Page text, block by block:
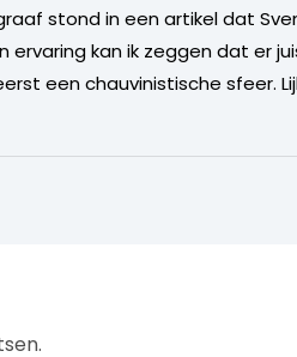
stond in een artikel dat
ervaring kan ik zeggen dat er
een chauvinistische sfeer.